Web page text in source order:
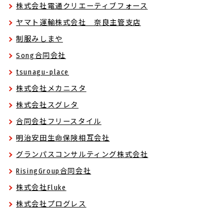
株式会社電通クリエーティブフォース
ヤマト運輸株式会社 奈良主管支店
制服みしまや
Song合同会社
tsunagu-place
株式会社メカニスタ
株式会社スグレタ
合同会社フリースタイル
明治安田生命保険相互会社
グランパスコンサルティング株式会社
RisingGroup合同会社
株式会社Fluke
株式会社プログレス